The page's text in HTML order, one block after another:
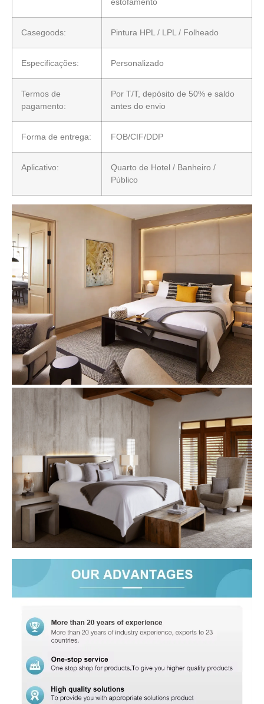
Casegoods: Pintura HPL / LPL / Folheado
Especificações: Personalizado
Termos de
pagamento:
Por T/T, depósito de 50% e saldo
antes do envio
Forma de entrega: FOB/CIF/DDP
Aplicativo:
Quarto de Hotel / Banheiro /
Público